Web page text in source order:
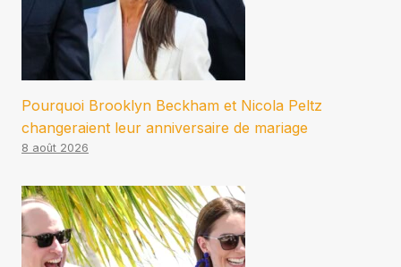
Pourquoi Brooklyn Beckham et Nicola Peltz
changeraient leur anniversaire de mariage
8 août 2026